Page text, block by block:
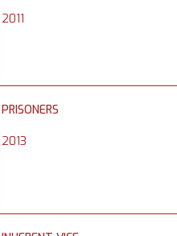
2011
PRISONERS
2013